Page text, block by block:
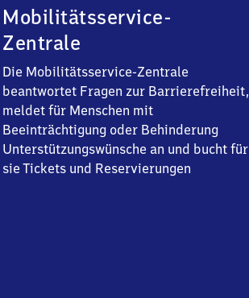
Mobilitätsservice-
Zentrale
Die Mobilitätsservice-Zentrale
beantwortet Fragen zur Barrierefreiheit,
meldet für Menschen mit
Beeinträchtigung oder Behinderung
Unterstützungswünsche an und bucht für
sie Tickets und Reservierungen